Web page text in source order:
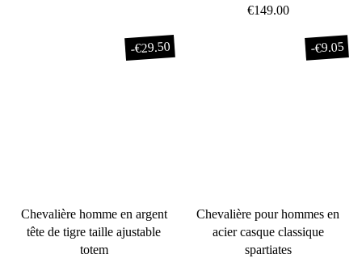
€149.00
-€29.50
Chevalière homme en argent
tête de tigre taille ajustable
totem
-€9.05
Chevalière pour hommes en
acier casque classique
spartiates